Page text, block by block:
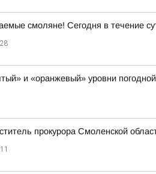
смоляне! Сегодня в течение
и «оранжевый» уровни
прокурора Смоленской